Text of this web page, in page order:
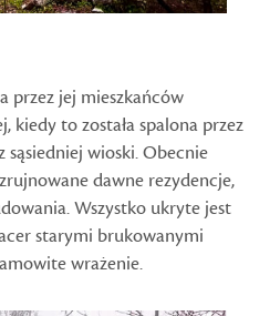
przez jej mieszkańców
kiedy to została spalona przez
wioski. Obecnie
dawne rezydencje,
Wszystko ukryte jest
starymi brukowanymi
wrażenie.